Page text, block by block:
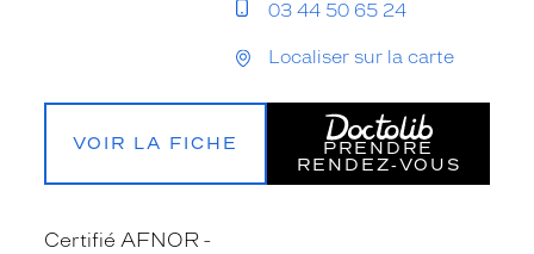
03 44 50 65 24
Localiser sur la carte
VOIR LA FICHE
PRENDRE
RENDEZ‑VOUS
Certifié AFNOR